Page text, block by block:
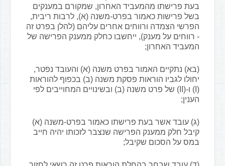
בעת פרישתו מהמעביד האחרון, שמקורם במענקים
בשל פרישות כאמור בפרט-משנה (א), לרבות ריבית,
הפרשי הצמדה ורווחים אחרים עליהם (להלן בפרט זה
- רווחים על מענק), ייחשבו כחלק ממענק הפרישה של
המעביד האחרון;
(בא) נתקיים האמור בפרט משנה (א) והעובד נפטר,
יחולו לגביו הוראות פסקת משנה (ב) בכפוף להוראות
(I) ו-(II) של פרט משנה (ב) ובשינויים המחוייבים לפי
הענין;
(ג) עובד אשר בעת פרישתו כאמור בפרט-משנה (א)
קיבל חלק ממענק הפרישה שנצבר לזכותו יהיה חייב
במס על הסכום שקיבל;